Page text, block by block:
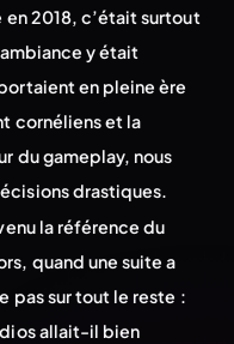
2018, c’était surtout
y était
en pleine ère
cornéliens et la
du gameplay, nous
drastiques.
la référence du
quand une suite a
pas sur tout le reste :
allait-il bien